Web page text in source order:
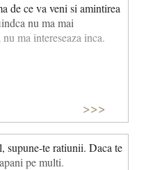
de ce va veni si amintirea
nu ma mai
ma intereseaza inca.
>>>
supune-te ratiunii. Daca te
pe multi.